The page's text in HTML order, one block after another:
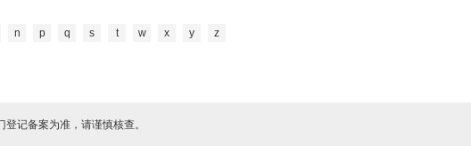
n p q s t w x y z
记备案为准，请谨慎核查。